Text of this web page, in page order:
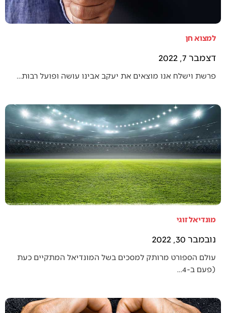
למצוא חן
דצמבר 7, 2022
פרשת וישלח אנו מוצאים את יעקב אבינו עושה ופועל רבות…
מונדיאל זוגי
נובמבר 30, 2022
עולם הספורט מרותק למסכים בשל המונדיאל המתקיים כעת
(פעם ב-4…